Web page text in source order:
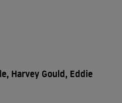
Harvey Gould, Eddie